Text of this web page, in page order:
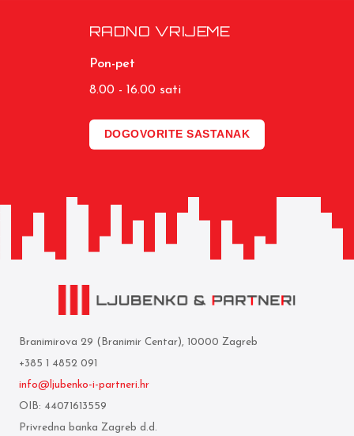
RADNO VRIJEME
Pon-pet
8.00 - 16.00 sati
DOGOVORITE SASTANAK
Branimirova 29 (Branimir Centar), 10000 Zagreb
+385 1 4852 091
info@ljubenko-i-partneri.hr
OIB: 44071613559
Privredna banka Zagreb d.d.